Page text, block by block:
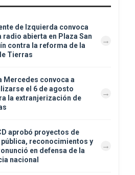
de Izquierda convoca
radio abierta en Plaza San
contra la reforma de la
Tierras
Mercedes convoca a
el 6 de agosto
la extranjerización de
aprobó proyectos de
pública, reconocimientos y
en defensa de la
nacional